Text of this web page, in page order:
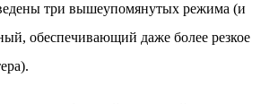
три вышеупомянутых режима (и
обеспечивающий даже более резкое